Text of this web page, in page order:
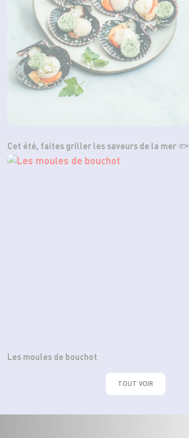
Cet été, faites griller les saveurs de la mer 🐟
Les moules de bouchot
TOUT VOIR